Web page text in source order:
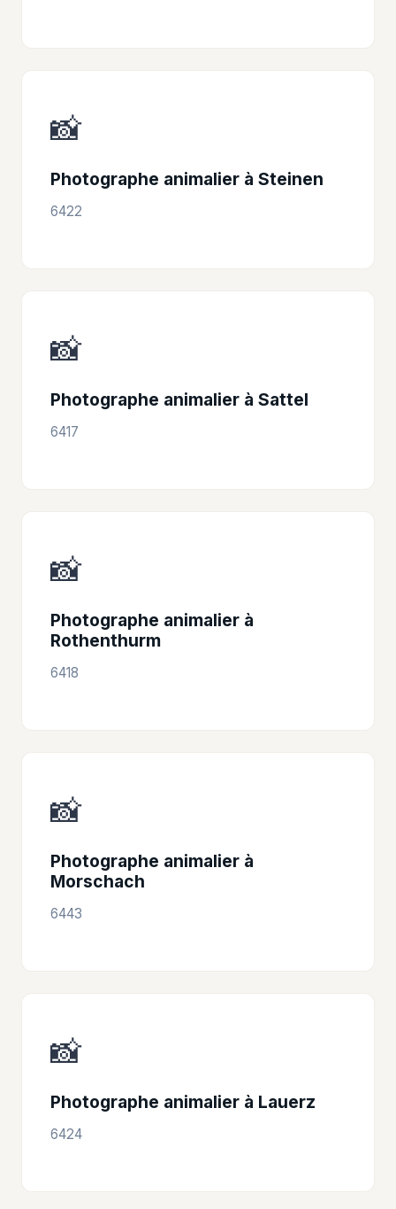
📸
Photographe animalier à Steinen
6422
📸
Photographe animalier à Sattel
6417
📸
Photographe animalier à
Rothenthurm
6418
📸
Photographe animalier à
Morschach
6443
📸
Photographe animalier à Lauerz
6424